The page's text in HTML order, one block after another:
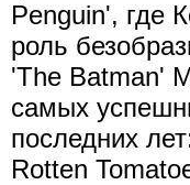
Penguin', где
роль
'The Batman'
самых
последних
Rotten